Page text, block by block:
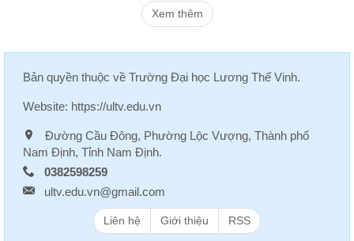
Xem thêm
Bản quyền thuộc về Trường Đại học Lương Thế Vinh.
Website: https://ultv.edu.vn
Đường Cầu Đông, Phường Lộc Vượng, Thành phố
Nam Định, Tỉnh Nam Định.
0382598259
ultv.edu.vn@gmail.com
Liên hệ Giới thiệu RSS